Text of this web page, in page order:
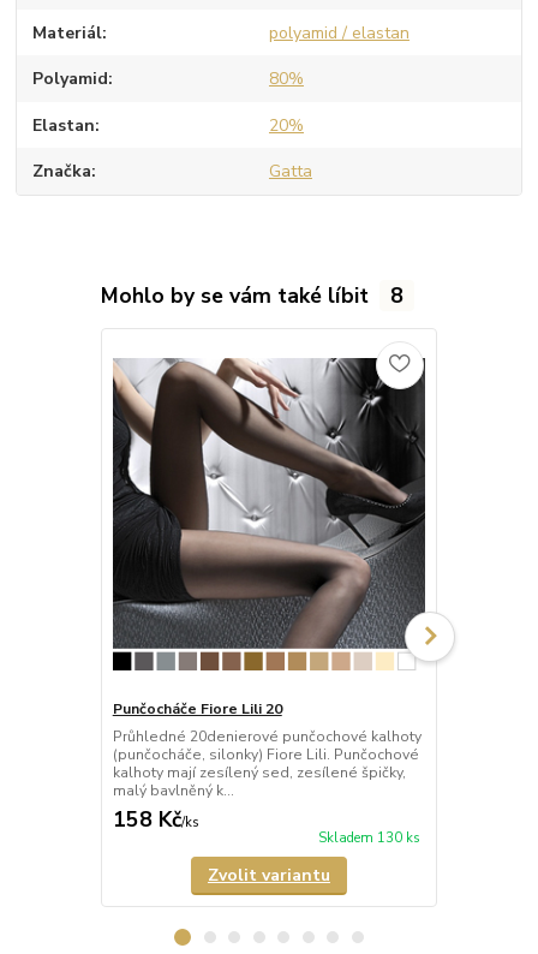
Materiál polyamid / elastan
Polyamid 80%
Elastan 20%
Značka Gatta
Mohlo by se vám také líbit 8
Punčocháče Fiore Lili 20
Průhledné 20denierové punčochové kalhoty
(punčocháče, silonky) Fiore Lili. Punčochové
kalhoty mají zesílený sed, zesílené špičky,
malý bavlněný k...
158 Kč/ks
Skladem 130 ks
Zvolit variantu